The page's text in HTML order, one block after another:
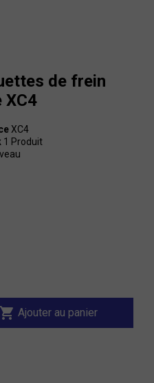
de frein
XC4
XC4
1 Produit
shopping_cart Ajouter au panier